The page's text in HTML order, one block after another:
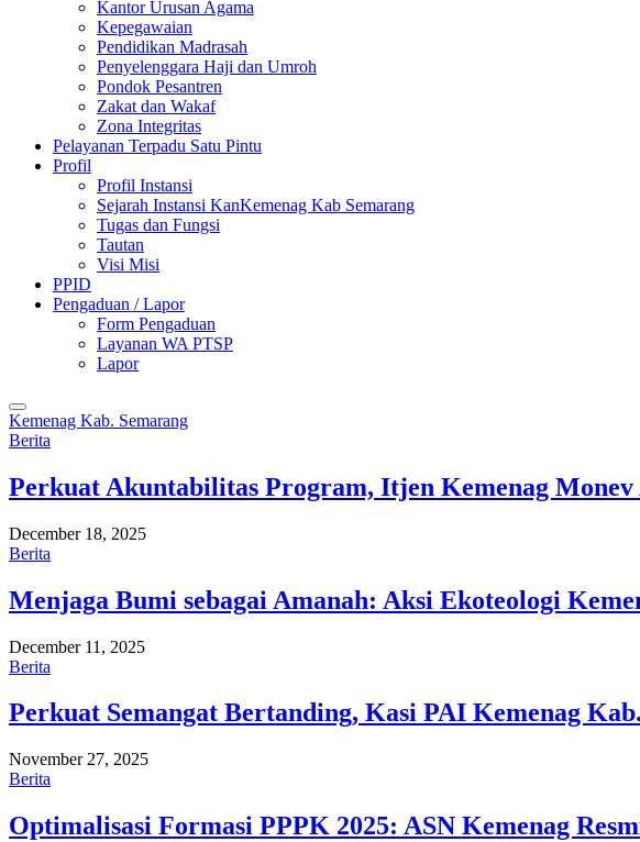
Kantor Urusan Agama
Kepegawaian
Pendidikan Madrasah
Penyelenggara Haji dan Umroh
Pondok Pesantren
Zakat dan Wakaf
Zona Integritas
Pelayanan Terpadu Satu Pintu
Profil
Profil Instansi
Sejarah Instansi KanKemenag Kab Semarang
Tugas dan Fungsi
Tautan
Visi Misi
PPID
Pengaduan / Lapor
Form Pengaduan
Layanan WA PTSP
Lapor
Kemenag Kab. Semarang
Berita
Perkuat Akuntabilitas Program, Itjen Kemenag Monev
December 18, 2025
Berita
Menjaga Bumi sebagai Amanah: Aksi Ekoteologi
December 11, 2025
Berita
Perkuat Semangat Bertanding, Kasi PAI Kemenag
November 27, 2025
Berita
Optimalisasi Formasi PPPK 2025: ASN Kemenag